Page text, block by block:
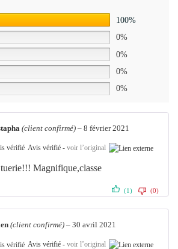
100%
0%
0%
0%
0%
(client confirmé) – 8 février 2021
Avis vérifié - voir l’original
Magnifique,classe
(1) (0)
(client confirmé) – 30 avril 2021
Avis vérifié - voir l’original